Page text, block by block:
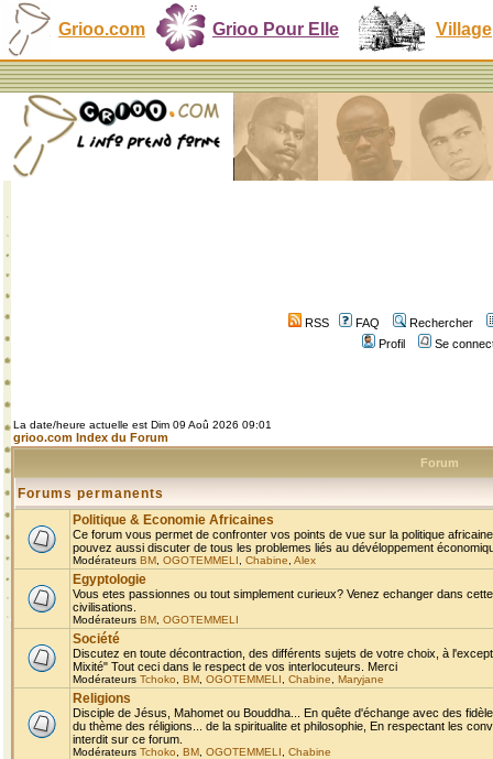
Grioo.com Grioo Pour Elle Village
RSS FAQ
Rechercher
Profil
Se
La date/heure actuelle est Dim 09 Aoû 2026 09:01
grioo.com Index du Forum
Forum
Forums permanents
Politique & Economie Africaines
Ce forum vous permet de confronter vos points de vue sur la politique
pouvez aussi discuter de tous les problemes liés au dévéloppement
Modérateurs BM OGOTEMMELI Chabine Alex
Egyptologie
Vous etes passionnes ou tout simplement curieux? Venez echanger dans
civilisations.
Modérateurs BM OGOTEMMELI
Société
Discutez en toute décontraction, des différents sujets de votre choix, à
Mixité" Tout ceci dans le respect de vos interlocuteurs. Merci
Modérateurs Tchoko BM OGOTEMMELI Chabine Maryjane
Religions
Disciple de Jésus, Mahomet ou Bouddha... En quête d'échange avec des
du thème des réligions... de la spiritualite et philosophie, En respectant les
interdit sur ce forum.
Modérateurs Tchoko BM OGOTEMMELI Chabine